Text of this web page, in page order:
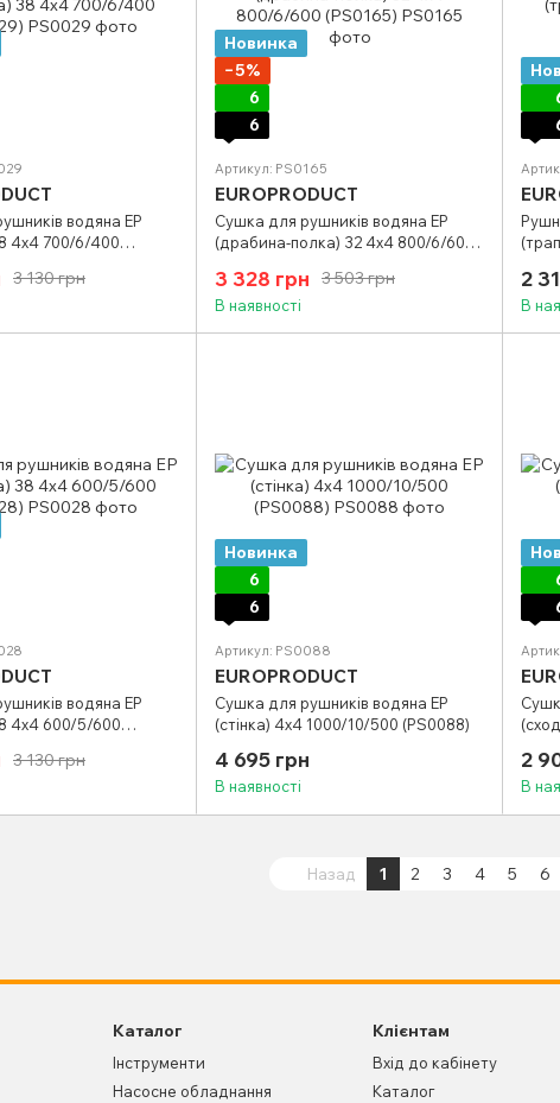
водяна EP
4х4 700/6/400
3 130 грн
Новинка
−5%
6
6
Артикул: PS0165
EUROPRODUCT
Сушка для рушників водяна EP
(драбина-полка) 32 4х4 800/6/600
3 503 грн
3 328 грн
В наявності
2
В
водяна EP
4х4 600/5/600
3 130 грн
Новинка
6
6
Артикул: PS0088
EUROPRODUCT
Сушка для рушників водяна EP
(стінка) 4х4 1000/10/500 (PS0088)
4 695 грн
В наявності
2
В
Назад 1 2 3 4 5 6
Каталог
Інструменти
Насосне обладнання
Клієнтам
Вхід до кабінету
Каталог